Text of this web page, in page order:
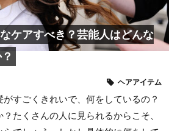
ケアすべき？芸能人はどんな
ヘアアイテム
すごくきれいで、何をしているの？
たくさんの人に見られるからこそ、